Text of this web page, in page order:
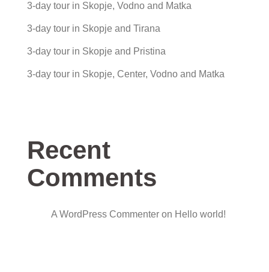
3-day tour in Skopje, Vodno and Matka
3-day tour in Skopje and Tirana
3-day tour in Skopje and Pristina
3-day tour in Skopje, Center, Vodno and Matka
Recent
Comments
A WordPress Commenter on Hello world!